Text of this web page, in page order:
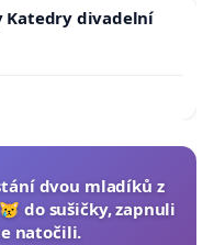
Katedry divadelní
dvou mladíků z
do sušičky, zapnuli
natočili.